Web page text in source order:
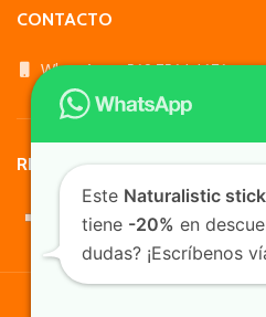
CONTACTO
WhatsApp: +569 7564 4676
REDES SOCIALES
Este Naturalistic
tiene -20% en
dudas? ¡Escríbenos